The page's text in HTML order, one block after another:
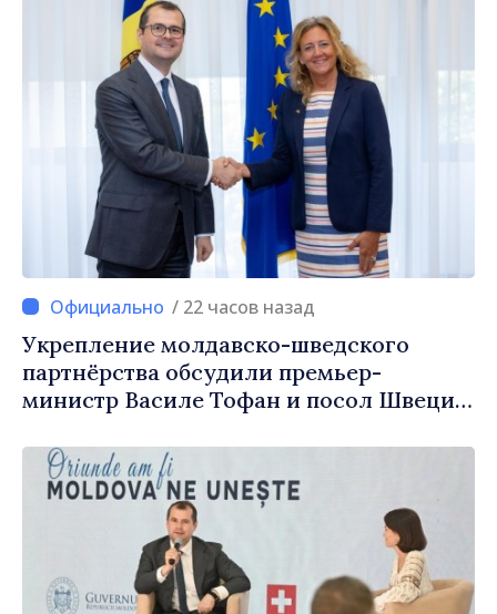
/ 22 часов назад
Укрепление молдавско-шведского
партнёрства обсудили премьер-
министр Василе Тофан и посол Швеции